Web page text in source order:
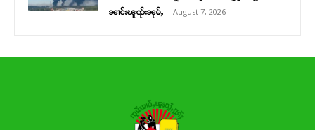
ၼၢင်းၽူၺ်းၼုမ်ႇ - August 7, 2026